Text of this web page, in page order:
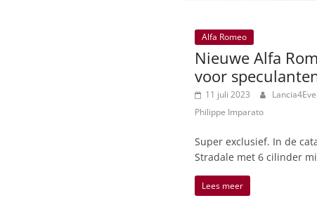
Alfa Romeo
Nieuwe Alfa
voor
11 juli 2023
Philippe Imparato
Super exclusief. In de
Stradale met 6 cilinder
Lees meer